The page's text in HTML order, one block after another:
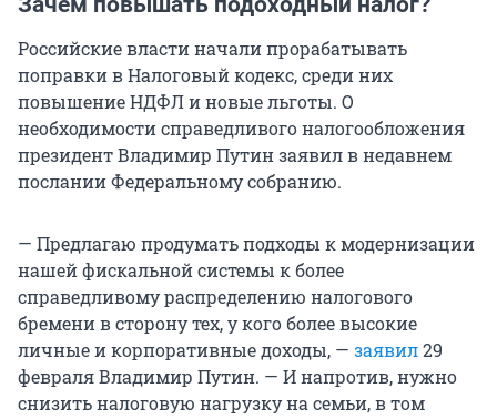
Российские власти начали прорабатывать
поправки в Налоговый кодекс, среди них
повышение НДФЛ и новые льготы. О
необходимости справедливого налогообложения
президент Владимир Путин заявил в недавнем
послании Федеральному собранию.
— Предлагаю продумать подходы к модернизации
нашей фискальной системы к более
справедливому распределению налогового
бремени в сторону тех, у кого более высокие
личные и корпоративные доходы, — заявил29
февраля Владимир Путин. — И напротив, нужно
снизить налоговую нагрузку на семьи, в том